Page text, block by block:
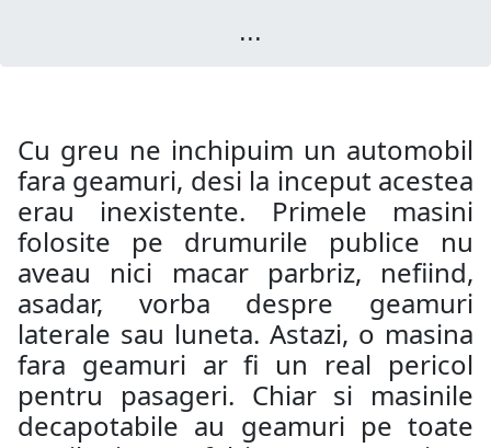
...
Cu greu ne inchipuim un automobil
fara geamuri, desi la inceput acestea
erau inexistente. Primele masini
folosite pe drumurile publice nu
aveau nici macar parbriz, nefiind,
asadar, vorba despre geamuri
laterale sau luneta. Astazi, o masina
fara geamuri ar fi un real pericol
pentru pasageri. Chiar si masinile
decapotabile au geamuri pe toate